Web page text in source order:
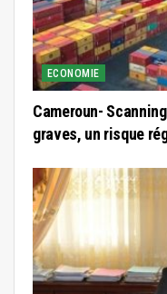
ECONOMIE
Cameroun-
graves, un risque